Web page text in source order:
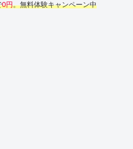
0円。無料体験キャンペーン中